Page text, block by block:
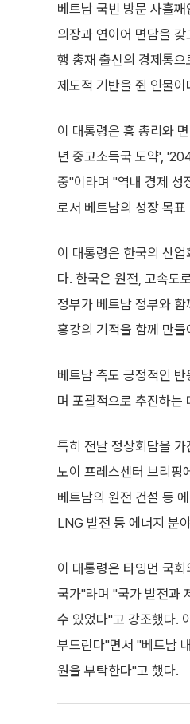
베트남 국빈 방문 사흘
의장과 연이어 면담을
행 총재 출신의 경제통
제도적 기반을 쥔 인물이
이 대통령은 흥 총리와
년 중고소득국 도약',
중"이라며 "역내 경제 성
로서 베트남의 성장 목
이 대통령은 한국의 산
다. 한국은 원전, 고속도
정부가 베트남 정부와
홍강의 기적을 함께 만
베트남 측도 긍정적인
며 포괄적으로 추진하는
특히 전날 정상회담을
노이 프레스센터 브리핑
베트남의 원전 건설 등
LNG 발전 등 에너지 분
이 대통령은 타잉먼 국
국가"라며 "국가 발전과
수 있었다"고 강조했다.
부드린다"면서 "베트남
원을 부탁한다"고 했다.